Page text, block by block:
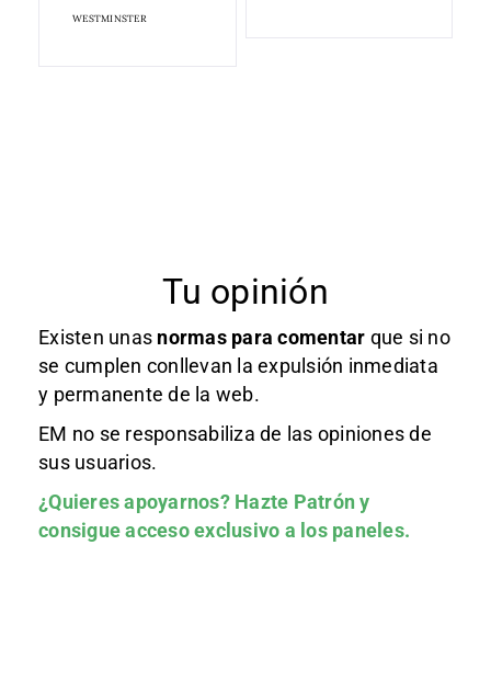
WESTMINSTER
Tu opinión
Existen unas normas para comentar que si no
se cumplen conllevan la expulsión inmediata
y permanente de la web.
EM no se responsabiliza de las opiniones de
sus usuarios.
¿Quieres apoyarnos? Hazte Patróny
consigue acceso exclusivo a los paneles.